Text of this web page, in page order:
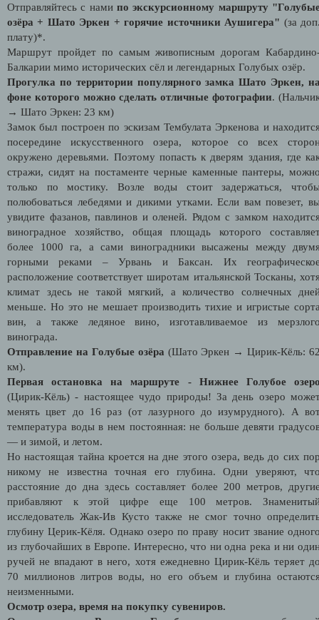
Отправляйтесь с намипо экскурсионному маршруту
озёра + Шато Эркен + горячие источники Аушигера" (за
плату)*.
Маршрут пройдет по самым живописным дорогам
Балкарии мимо исторических сёл и легендарных Голубых озёр.
Прогулка по территории популярного замка Шато Эркен,
фоне которого можно сделать отличные фотографии.
→ Шато Эркен: 23 км)
Замок был построен по эскизам Тембулата Эркенова и
посередине искусственного озера, которое со всех
окружено деревьями. Поэтому попасть к дверям здания, где
стражи, сидят на постаменте черные каменные пантеры,
только по мостику. Возле воды стоит задержаться,
полюбоваться лебедями и дикими утками. Если вам повезет,
увидите фазанов, павлинов и оленей. Рядом с замком
виноградное хозяйство, общая площадь которого
более 1000 га, а сами виноградники высажены между
горными реками – Урвань и Баксан. Их
расположение соответствует широтам итальянской Тосканы,
климат здесь не такой мягкий, а количество солнечных
меньше. Но это не мешает производить тихие и игристые
вин, а также ледяное вино, изготавливаемое из
винограда.
Отправление на Голубые озёра (Шато Эркен → Цирик-Кёль:
км).
Первая остановка на маршруте - Нижнее Голубое
(Цирик-Кёль) - настоящее чудо природы! За день озеро
менять цвет до 16 раз (от лазурного до изумрудного). А
температура воды в нем постоянная: не больше девяти
— и зимой, и летом.
Но настоящая тайна кроется на дне этого озера, ведь до сих
никому не известна точная его глубина. Одни уверяют,
расстояние до дна здесь составляет более 200 метров,
прибавляют к этой цифре еще 100 метров.
исследователь Жак-Ив Кусто также не смог точно
глубину Церик-Кёля. Однако озеро по праву носит звание
из глубочайших в Европе. Интересно, что ни одна река и ни
ручей не впадают в него, хотя ежедневно Цирик-Кёль теряет
70 миллионов литров воды, но его объем и глубина
неизменными.
Осмотр озера, время на покупку сувениров.